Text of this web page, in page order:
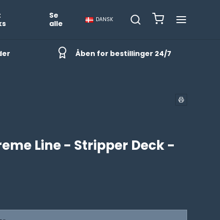
Se
alle
DANSK
Åben for bestillinger 24/7
Line - Stripper Deck -